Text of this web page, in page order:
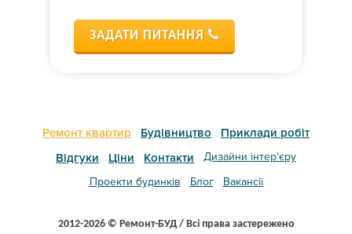
ЗАДАТИ ПИТАННЯ
Ремонт квартир Будівництво
Приклади робіт
Відгуки
Ціни Контакти
Дизайни інтер'єру
Проекти будинків
Блог Вакансії
2012-2026 © Ремонт-БУД / Всі права застережено